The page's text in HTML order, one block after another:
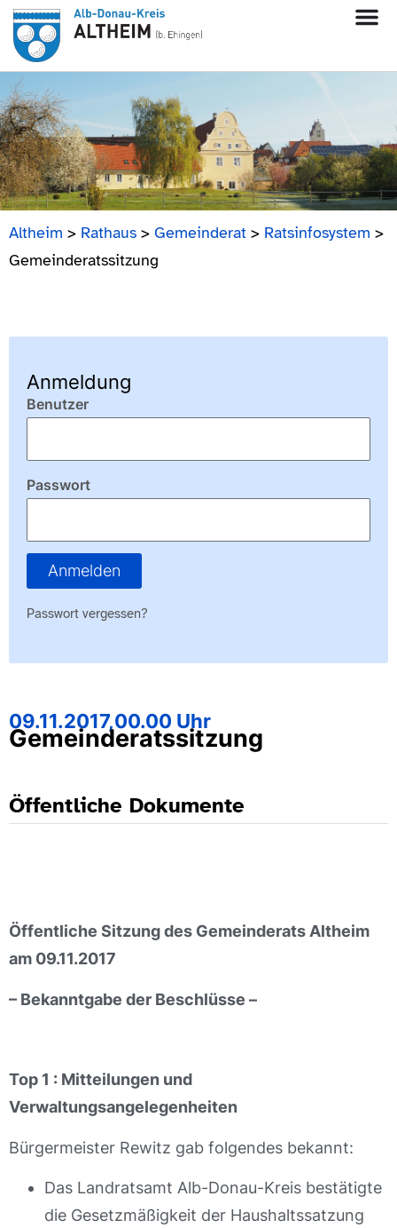
Altheim > Rathaus > Gemeinderat > Ratsinfosystem >
Gemeinderatssitzung
09.11.2017,00.00 Uhr
Gemeinderatssitzung
Öffentliche Dokumente
Öffentliche Sitzung des Gemeinderats Altheim
am 09.11.2017
– Bekanntgabe der Beschlüsse –
Top 1 : Mitteilungen und
Verwaltungsangelegenheiten
Bürgermeister Rewitz gab folgendes bekannt:
Das Landratsamt Alb-Donau-Kreis bestätigte
die Gesetzmäßigkeit der Haushaltssatzung
Anmeldung
Benutzer
Passwort
Anmelden
Passwort vergessen?